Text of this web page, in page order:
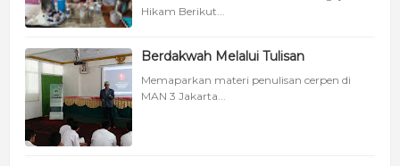
Hikam Berikut...
Berdakwah Melalui Tulisan
Memaparkan materi penulisan cerpen di
MAN 3 Jakarta...